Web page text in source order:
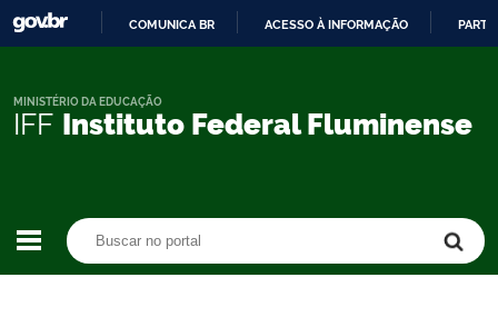
CONTEÚDO
COMUNICA BR ACESSO À INFORMAÇÃO
IFF Instituto Federal Fluminense
MINISTÉRIO DA EDUCAÇÃO